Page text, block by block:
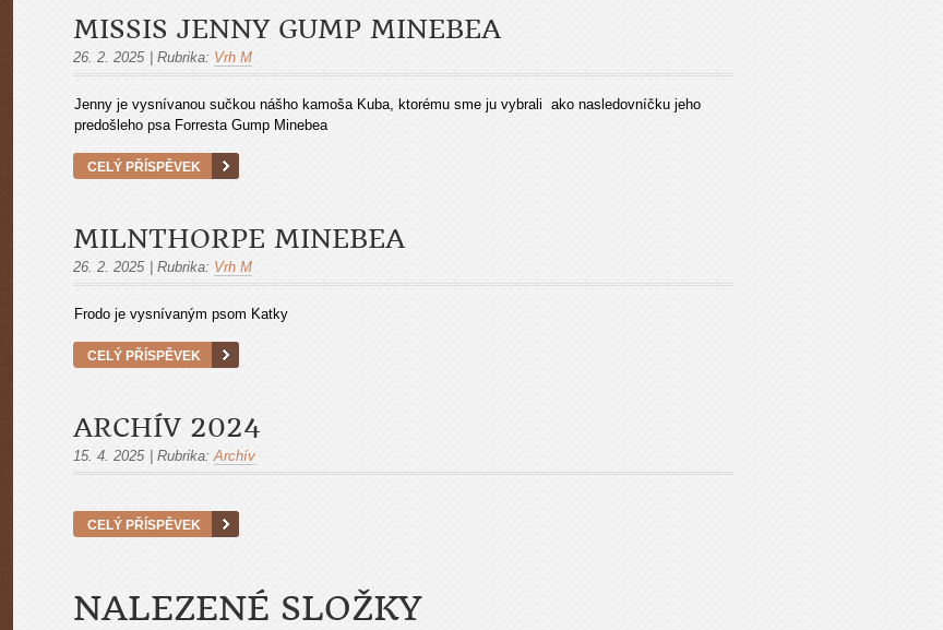
MISSIS JENNY GUMP MINEBEA
26. 2. 2025 Rubrika: Vrh M
Jenny je vysnívanou sučkou nášho kamoša Kuba, ktorému sme ju vybrali ako nasledovníčku jeho
predošleho psa Forresta Gump Minebea
CELÝ PŘÍSPĚVEK
MILNTHORPE MINEBEA
26. 2. 2025 Rubrika: Vrh M
Frodo je vysnívaným psom Katky
CELÝ PŘÍSPĚVEK
ARCHÍV 2024
15. 4. 2025 Rubrika: Archív
CELÝ PŘÍSPĚVEK
NALEZENÉ SLOŽKY